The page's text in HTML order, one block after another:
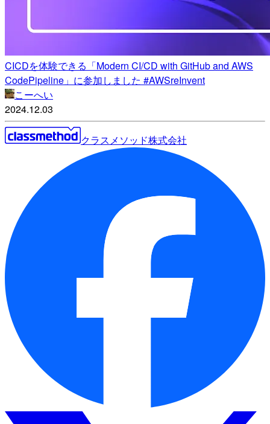
CICDを体験できる「Modern CI/CD with GitHub and AWS
CodePipeline」に参加しました #AWSreInvent
こーへい
2024.12.03
クラスメソッド株式会社